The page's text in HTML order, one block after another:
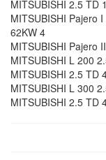
MITSUBISHI 2.5 TD
MITSUBISHI Pajero
62KW 4
MITSUBISHI Pajero
MITSUBISHI L 200
MITSUBISHI 2.5 TD
MITSUBISHI L 300
MITSUBISHI 2.5 TD